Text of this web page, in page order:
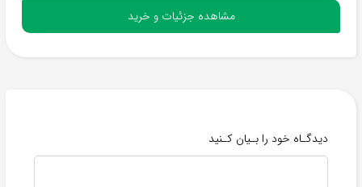
مشاهده جزئیات و خرید
دیدگـاه خود را بـیان کـنید